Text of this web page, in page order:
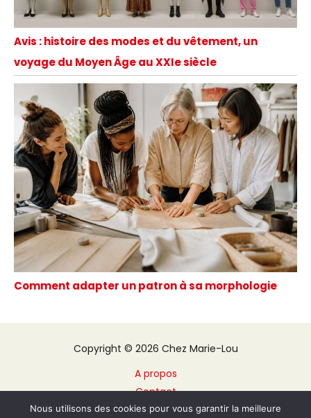
Avis : histoire des modes et du vêtement, un
voyage du Moyen Âge au XXIe siècle
Comment adapter un patron à sa morphologie
Copyright © 2026 Chez Marie-Lou
A propos
Contact
Plan du site
Nous utilisons des cookies pour vous garantir la meilleure